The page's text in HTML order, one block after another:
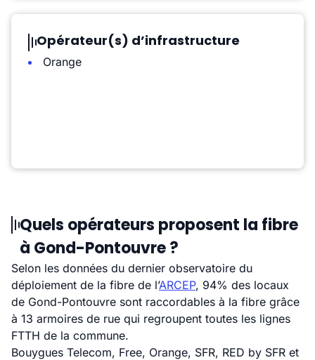
Opérateur(s) d’infrastructure
Orange
Quels opérateurs proposent la fibre
à Gond-Pontouvre ?
Selon les données du dernier observatoire du
déploiement de la fibre de l’ARCEP, 94% des locaux
de Gond-Pontouvre sont raccordables à la fibre grâce
à 13 armoires de rue qui regroupent toutes les lignes
FTTH de la commune.
Bouygues Telecom, Free, Orange, SFR, RED by SFR et